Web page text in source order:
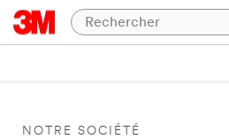
NOTRE SOCIÉTÉ